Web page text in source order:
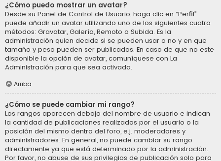
¿Cómo puedo mostrar un avatar?
Desde su Panel de Control de Usuario, haga clic en “Perfil”
puede añadir un avatar utilizando uno de los siguientes cuatro
métodos: Gravatar, Galería, Remoto o Subida. Es la
administración quien decide si se pueden usar o no y en que
tamaño y peso pueden ser publicadas. En caso de que no este
disponible la opción de avatar, comuníquese con La
Administración para que sea activada.
Arriba
¿Cómo se puede cambiar mi rango?
Los rangos aparecen debajo del nombre de usuario e indican
la cantidad de publicaciones realizadas por el usuario o la
posición del mismo dentro del foro, e.j. moderadores y
administradores. En general, no puede cambiar su rango
directamente ya que está determinado por la administración.
Por favor, no abuse de sus privilegios de publicación solo para